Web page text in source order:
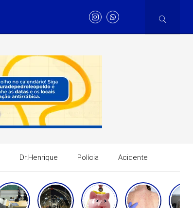
Dr.Henrique Polícia Acidente